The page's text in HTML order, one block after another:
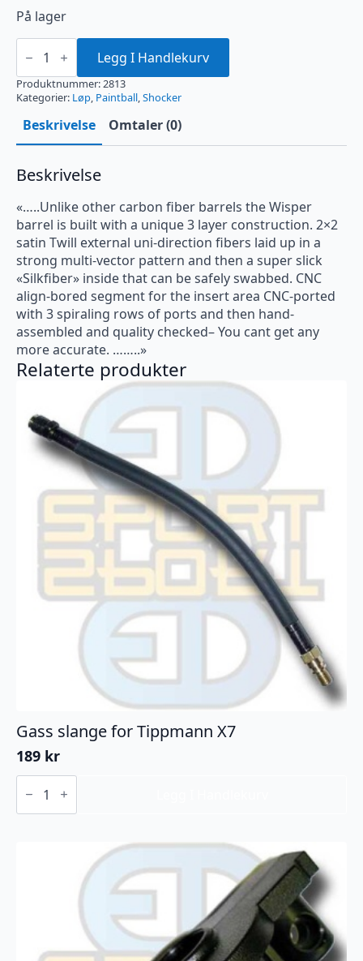
På lager
Fiber
løp
Deadlywind
Fibur,
Shocker
SFT,
14
antall
Legg I Handlekurv
Produktnummer:2813
Kategorier: Løp, Paintball,Shocker
Beskrivelse Omtaler (0)
Beskrivelse
«…..Unlike other carbon fiber barrels the Wisper
barrel is built with a unique 3 layer construction. 2×2
satin Twill external uni-direction fibers laid up in a
strong multi-vector pattern and then a super slick
«Silkfiber» inside that can be safely swabbed. CNC
align-bored segment for the insert area CNC-ported
with 3 spiraling rows of ports and then hand-
assembled and quality checked– You cant get any
more accurate. ……..»
Relaterte produkter
Gass slange for Tippmann X7
189 kr
Gass
slange
Tippmann